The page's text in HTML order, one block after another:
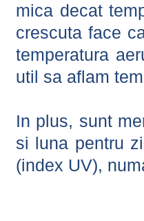
mica decat
crescuta face
temperatura
util sa aflam
In plus, sunt
si luna pentru
(index UV),